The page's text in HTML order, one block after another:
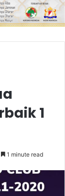
1
1 minute read